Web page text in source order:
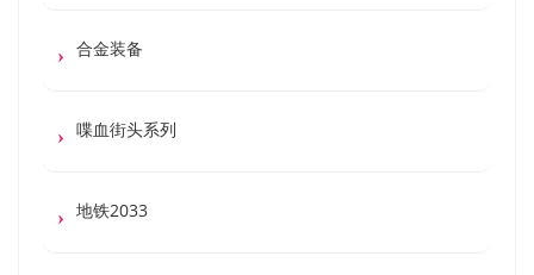
合金装备
喋血街头系列
地铁2033